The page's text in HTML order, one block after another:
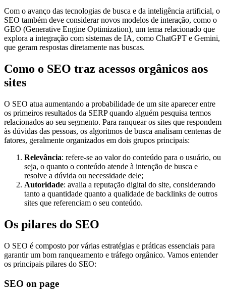
Com o avanço das tecnologias de busca e da inteligência artificial, o
SEO também deve considerar novos modelos de interação, como o
GEO (Generative Engine Optimization), um tema relacionado que
explora a integração com sistemas de IA, como ChatGPT e Gemini,
que geram respostas diretamente nas buscas.
Como o SEO traz acessos orgânicos aos
sites
O SEO atua aumentando a probabilidade de um site aparecer entre
os primeiros resultados da SERP quando alguém pesquisa termos
relacionados ao seu segmento. Para ranquear os sites que respondem
às dúvidas das pessoas, os algoritmos de busca analisam centenas de
fatores, geralmente organizados em dois grupos principais:
Relevância: refere-se ao valor do conteúdo para o usuário, ou
seja, o quanto o conteúdo atende à intenção de busca e
resolve a dúvida ou necessidade dele;
Autoridade: avalia a reputação digital do site, considerando
tanto a quantidade quanto a qualidade de backlinks de outros
sites que referenciam o seu conteúdo.
Os pilares do SEO
O SEO é composto por várias estratégias e práticas essenciais para
garantir um bom ranqueamento e tráfego orgânico. Vamos entender
os principais pilares do SEO:
SEO on page